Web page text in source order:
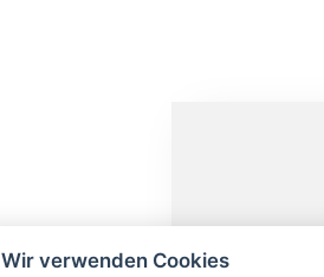
Wir verwenden Cookies